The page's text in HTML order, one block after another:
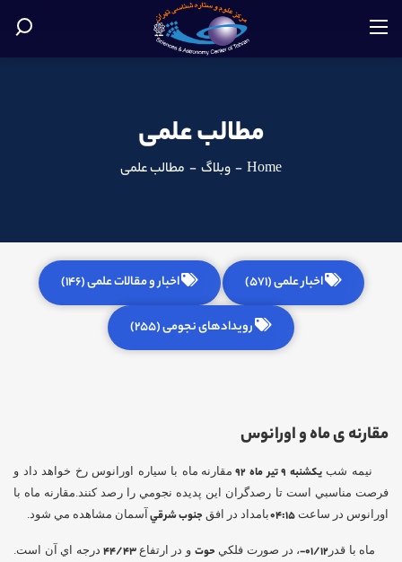
مطالب علمی
Home
- وبلاگ - مطالب علمی
اخبار علمی (571) اخبار و مقالات علمی (146)
رویدادهای نجومی (255)
مقارنه ی ماه و اورانوس
نيمه شبیکشنبه 9 تیر ماه 92
مقارنه ماه با سياره اورانوس رخ خواهد داد و
فرصت مناسبي است تا رصدگران اين پديده نجومي را رصد كنند.مقارنه ماه با
اورانوس در ساعت 04:15بامداد در افق جنوب شرقي آسمان مشاهده مي شود.
ماه با قدر 01/12- ، در صورت فلكيحوت و در ارتفاع 44/43
درجه اي آن است.